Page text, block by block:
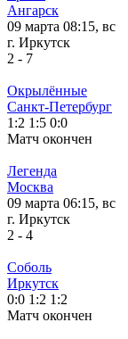
Ангарск
09 марта 08:15, вс
г. Иркутск
2 - 7
Окрылённые
Санкт-Петербург
1:2 1:5 0:0
Матч окончен
Легенда
Москва
09 марта 06:15, вс
г. Иркутск
2 - 4
Соболь
Иркутск
0:0 1:2 1:2
Матч окончен